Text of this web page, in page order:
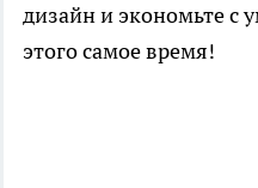
дизайн и экономьте с
этого самое время!